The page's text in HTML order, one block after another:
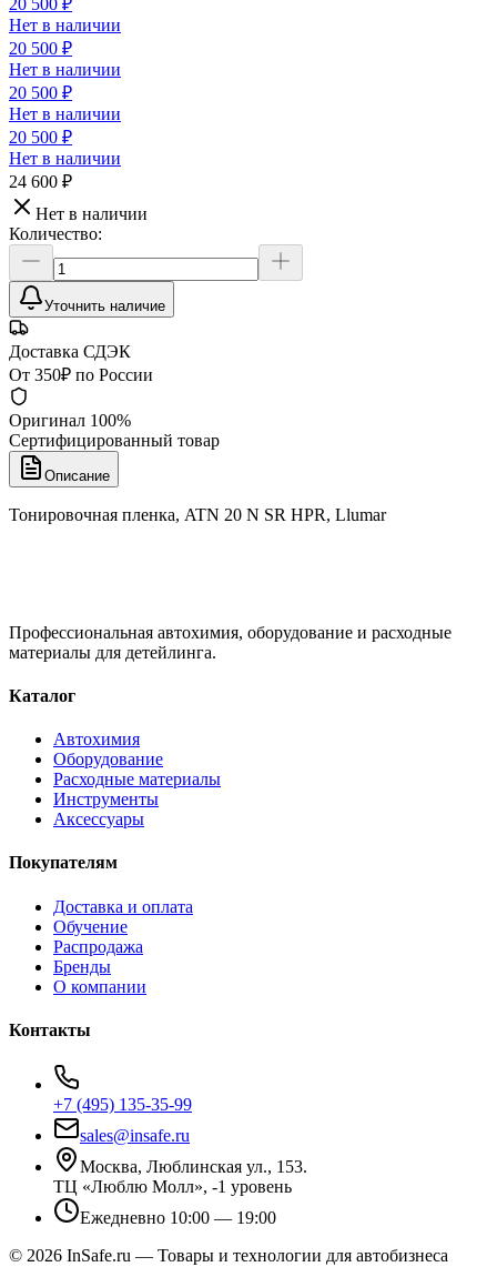
Нет в наличии
20 500 ₽
Нет в наличии
20 500 ₽
Нет в наличии
20 500 ₽
Нет в наличии
24 600 ₽
Нет в наличии
Количество:
Уточнить наличие
Доставка СДЭК
От 350₽ по России
Оригинал 100%
Сертифицированный товар
Описание
Тонировочная пленка, ATN 20 N SR HPR, Llumar
Профессиональная автохимия, оборудование и расходные
материалы для детейлинга.
Каталог
Автохимия
Оборудование
Расходные материалы
Инструменты
Аксессуары
Покупателям
Доставка и оплата
Обучение
Распродажа
Бренды
О компании
Контакты
+7 (495) 135-35-99
sales@insafe.ru
Москва, Люблинская ул., 153.
ТЦ «Люблю Молл», -1 уровень
Ежедневно 10:00 — 19:00
© 2026 InSafe.ru — Товары и технологии для автобизнеса